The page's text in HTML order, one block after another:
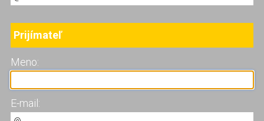
Prijímateľ
Meno:
E-mail: